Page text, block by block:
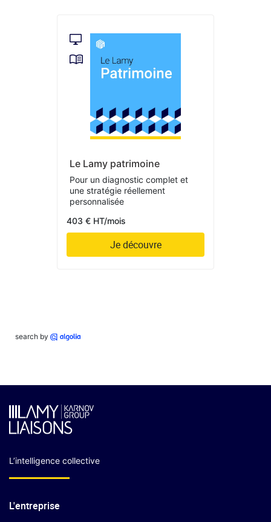
Le Lamy patrimoine
Pour un diagnostic complet et
une stratégie réellement
personnalisée
403 € HT/mois
Je découvre
search by
L’intelligence collective
L'entreprise